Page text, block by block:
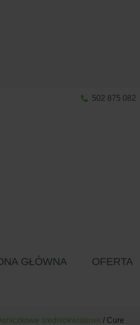
502 875 082
GŁÓWNA OFERTA
średniokwiatowe / Cure